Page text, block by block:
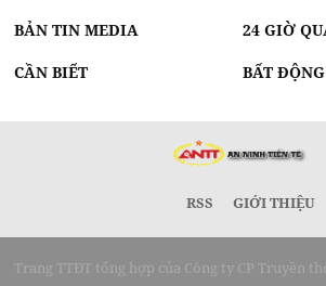
BẢN TIN MEDIA 24 GIỜ
CẦN BIẾT BẤT
RSS GIỚI THIỆU
Trang TTĐT tổng hợp của Công ty CP Truyền